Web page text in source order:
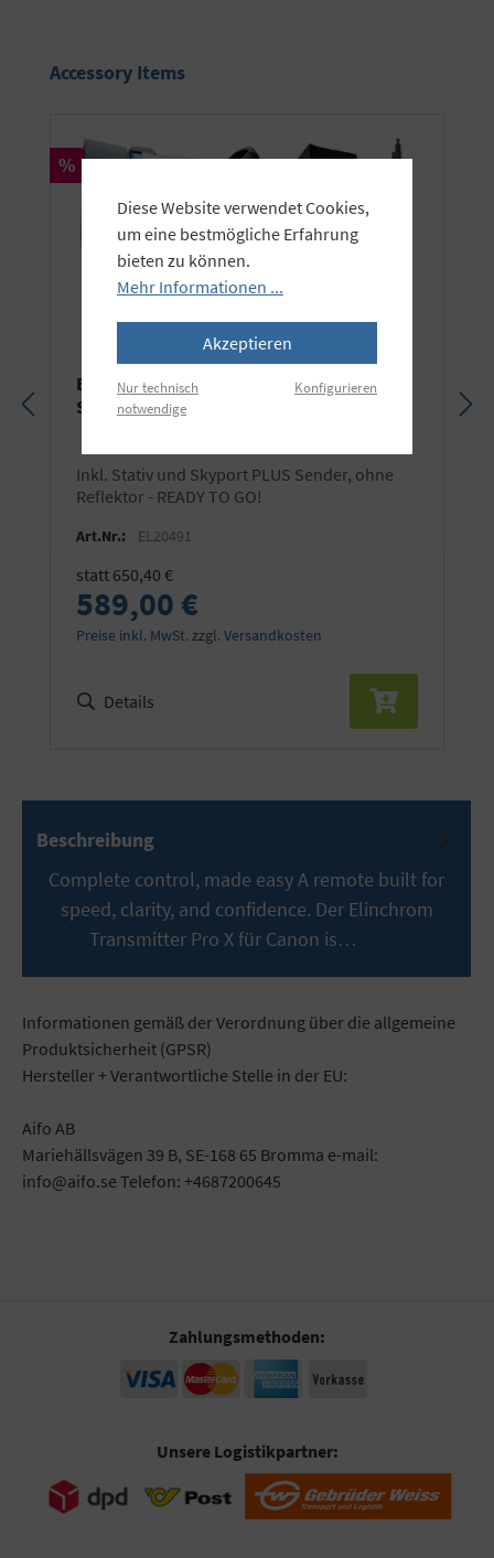
Produktgalerie überspringen
Accessory Items
Rabatt
%
Elinchrom D-Lite 4 RX (400 Ws) FIRST
STUDIO KIT
inkl. Stativ und Skyport PLUS Sender, ohne
Reflektor - READY TO GO!
Art.Nr.: EL20491
statt 650,40 €
589,00 €
Preise inkl. MwSt. zzgl. Versandkosten
Details
Beschreibung
Complete control, made easy A remote built for
speed, clarity, and confidence. Der Elinchrom
Transmitter Pro X für Canon is…
Informationen gemäß der Verordnung über die allgemeine
Produktsicherheit (GPSR)
Hersteller + Verantwortliche Stelle in der EU:
Aifo AB
Mariehällsvägen 39 B, SE-168 65 Bromma e-mail:
info@aifo.se Telefon: +4687200645
Zahlungsmethoden:
Unsere Logistikpartner:
Diese Website verwendet Cookies,
um eine bestmögliche Erfahrung
bieten zu können.
Mehr Informationen ...
Akzeptieren
Nur technisch
notwendige
Konfigurieren